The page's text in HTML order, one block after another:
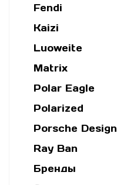
Fendi
Kaizi
Luoweite
Matrix
Polar Eagle
Polarized
Porsche Design
Ray Ban
Бренды